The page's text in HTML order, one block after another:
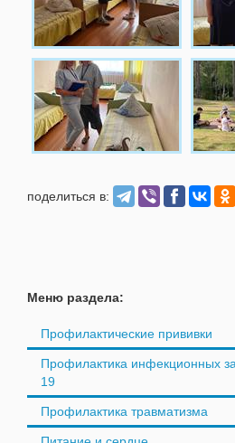
поделиться в:
Меню раздела:
Профилактические прививки
Профилактика инфекционных
19
Профилактика травматизма